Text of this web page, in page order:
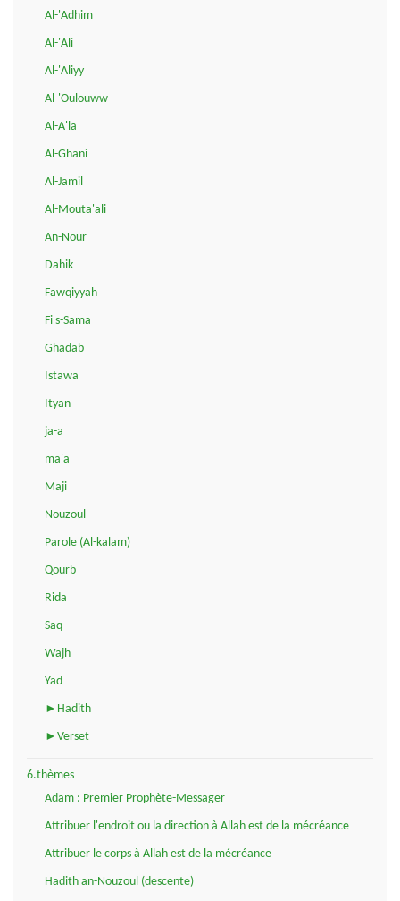
Al-'Adhim
Al-'Ali
Al-'Aliyy
Al-'Oulouww
Al-A'la
Al-Ghani
Al-Jamil
Al-Mouta'ali
An-Nour
Dahik
Fawqiyyah
Fi s-Sama
Ghadab
Istawa
Ityan
ja-a
ma'a
Maji
Nouzoul
Parole (Al-kalam)
Qourb
Rida
Saq
Wajh
Yad
►Hadith
►Verset
6.thèmes
Adam : Premier Prophète-Messager
Attribuer l'endroit ou la direction à Allah est de la mécréance
Attribuer le corps à Allah est de la mécréance
Hadith an-Nouzoul (descente)